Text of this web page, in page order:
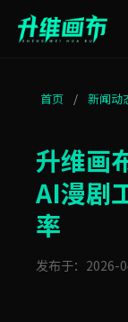
首页 / 新闻动
升维画
AI漫剧
率
发布于：2026-